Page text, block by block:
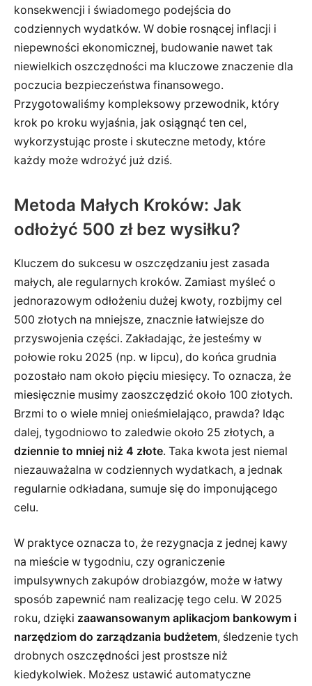
konsekwencji i świadomego podejścia do
codziennych wydatków. W dobie rosnącej inflacji i
niepewności ekonomicznej, budowanie nawet tak
niewielkich oszczędności ma kluczowe znaczenie dla
poczucia bezpieczeństwa finansowego.
Przygotowaliśmy kompleksowy przewodnik, który
krok po kroku wyjaśnia, jak osiągnąć ten cel,
wykorzystując proste i skuteczne metody, które
każdy może wdrożyć już dziś.
Metoda Małych Kroków: Jak
odłożyć 500 zł bez wysiłku?
Kluczem do sukcesu w oszczędzaniu jest zasada
małych, ale regularnych kroków. Zamiast myśleć o
jednorazowym odłożeniu dużej kwoty, rozbijmy cel
500 złotych na mniejsze, znacznie łatwiejsze do
przyswojenia części. Zakładając, że jesteśmy w
połowie roku 2025 (np. w lipcu), do końca grudnia
pozostało nam około pięciu miesięcy. To oznacza, że
miesięcznie musimy zaoszczędzić około 100 złotych.
Brzmi to o wiele mniej onieśmielająco, prawda? Idąc
dalej, tygodniowo to zaledwie około 25 złotych, a
dziennie to mniej niż 4 złote. Taka kwota jest niemal
niezauważalna w codziennych wydatkach, a jednak
regularnie odkładana, sumuje się do imponującego
celu.
W praktyce oznacza to, że rezygnacja z jednej kawy
na mieście w tygodniu, czy ograniczenie
impulsywnych zakupów drobiazgów, może w łatwy
sposób zapewnić nam realizację tego celu. W 2025
roku, dzięki zaawansowanym aplikacjom bankowym i
narzędziom do zarządzania budżetem, śledzenie tych
drobnych oszczędności jest prostsze niż
kiedykolwiek. Możesz ustawić automatyczne